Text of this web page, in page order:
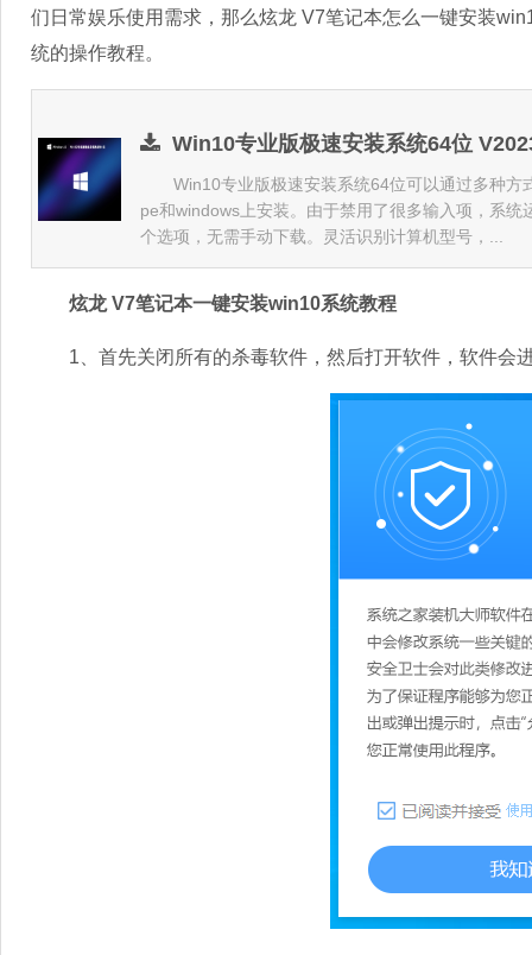
们日常娱乐使用需求，那么炫龙 V7笔记本怎么一键安装
统的操作教程。
Win10专业版极速安装系统64位
Win10专业版极速安装系统64位可以通过多种方
pe和windows上安装。由于禁用了很多输入项，系统
个选项，无需手动下载。灵活识别计算机型号，...
炫龙 V7笔记本一键安装win10系统教程
1、首先关闭所有的杀毒软件，然后打开软件，软件会